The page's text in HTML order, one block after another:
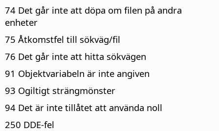
74 Det går inte att döpa om filen på andra
enheter
75 Åtkomstfel till sökväg/fil
76 Det går inte att hitta sökvägen
91 Objektvariabeln är inte angiven
93 Ogiltigt strängmönster
94 Det är inte tillåtet att använda noll
250 DDE-fel